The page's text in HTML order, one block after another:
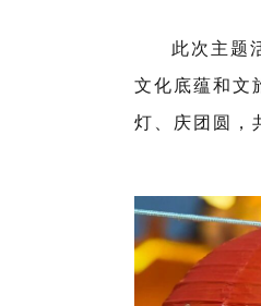
此次主题
文化底蕴和文
灯、庆团圆，